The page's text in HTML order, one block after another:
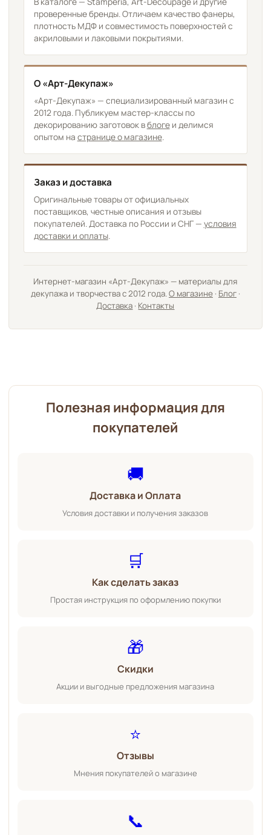
проверенные бренды. Отличаем качество фанеры,
плотность МДФ и совместимость поверхностей с
акриловыми и лаковыми покрытиями.
О «Арт-Декупаж»
«Арт-Декупаж» — специализированный магазин с
2012 года. Публикуем мастер-классы по
декорированию заготовок вблогеи делимся
опытом на странице о магазине.
Заказ и доставка
Оригинальные товары от официальных
поставщиков, честные описания и отзывы
покупателей. Доставка по России и СНГ — условия
доставки и оплаты.
Интернет-магазин «Арт-Декупаж» — материалы для
декупажа и творчества с 2012 года.О магазине· Блог·
Доставка · Контакты
Полезная информация для
покупателей
🚚
Доставка и Оплата
Условия доставки и получения заказов
🛒
Как сделать заказ
Простая инструкция по оформлению покупки
🎁
Скидки
Акции и выгодные предложения магазина
⭐
Отзывы
Мнения покупателей о магазине
📞